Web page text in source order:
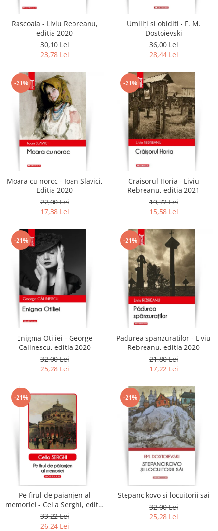
Rascoala - Liviu Rebreanu,
editia 2020
30,10 Lei
23,78 Lei
Umiliți si obiditi - F. M.
Dostoievski
36,00 Lei
28,44 Lei
-21%
Moara cu noroc - Ioan Slavici,
Editia 2020
22,00 Lei
17,38 Lei
-21%
Craisorul Horia - Liviu
Rebreanu, editia 2021
19,72 Lei
15,58 Lei
-21%
Enigma Otiliei - George
Calinescu, editia 2020
32,00 Lei
25,28 Lei
-21%
Padurea spanzuratilor - Liviu
Rebreanu, editia 2020
21,80 Lei
17,22 Lei
-21%
Pe firul de paianjen al
memoriei - Cella Serghi, editia
2020
33,22 Lei
26,24 Lei
-21%
Stepancikovo si locuitorii sai
32,00 Lei
25,28 Lei